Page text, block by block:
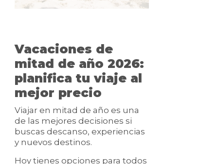
Vacaciones de
mitad de año 2026:
planifica tu viaje al
mejor precio
Viajar en mitad de año es una
de las mejores decisiones si
buscas descanso, experiencias
y nuevos destinos.
Hoy tienes opciones para todos